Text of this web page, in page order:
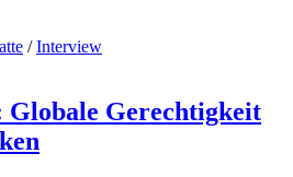
/Interview
Gerechtigkeit